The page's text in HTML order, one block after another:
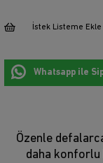
İstek Listeme Ekle
Whatsapp ile
Özenle
daha konforlu